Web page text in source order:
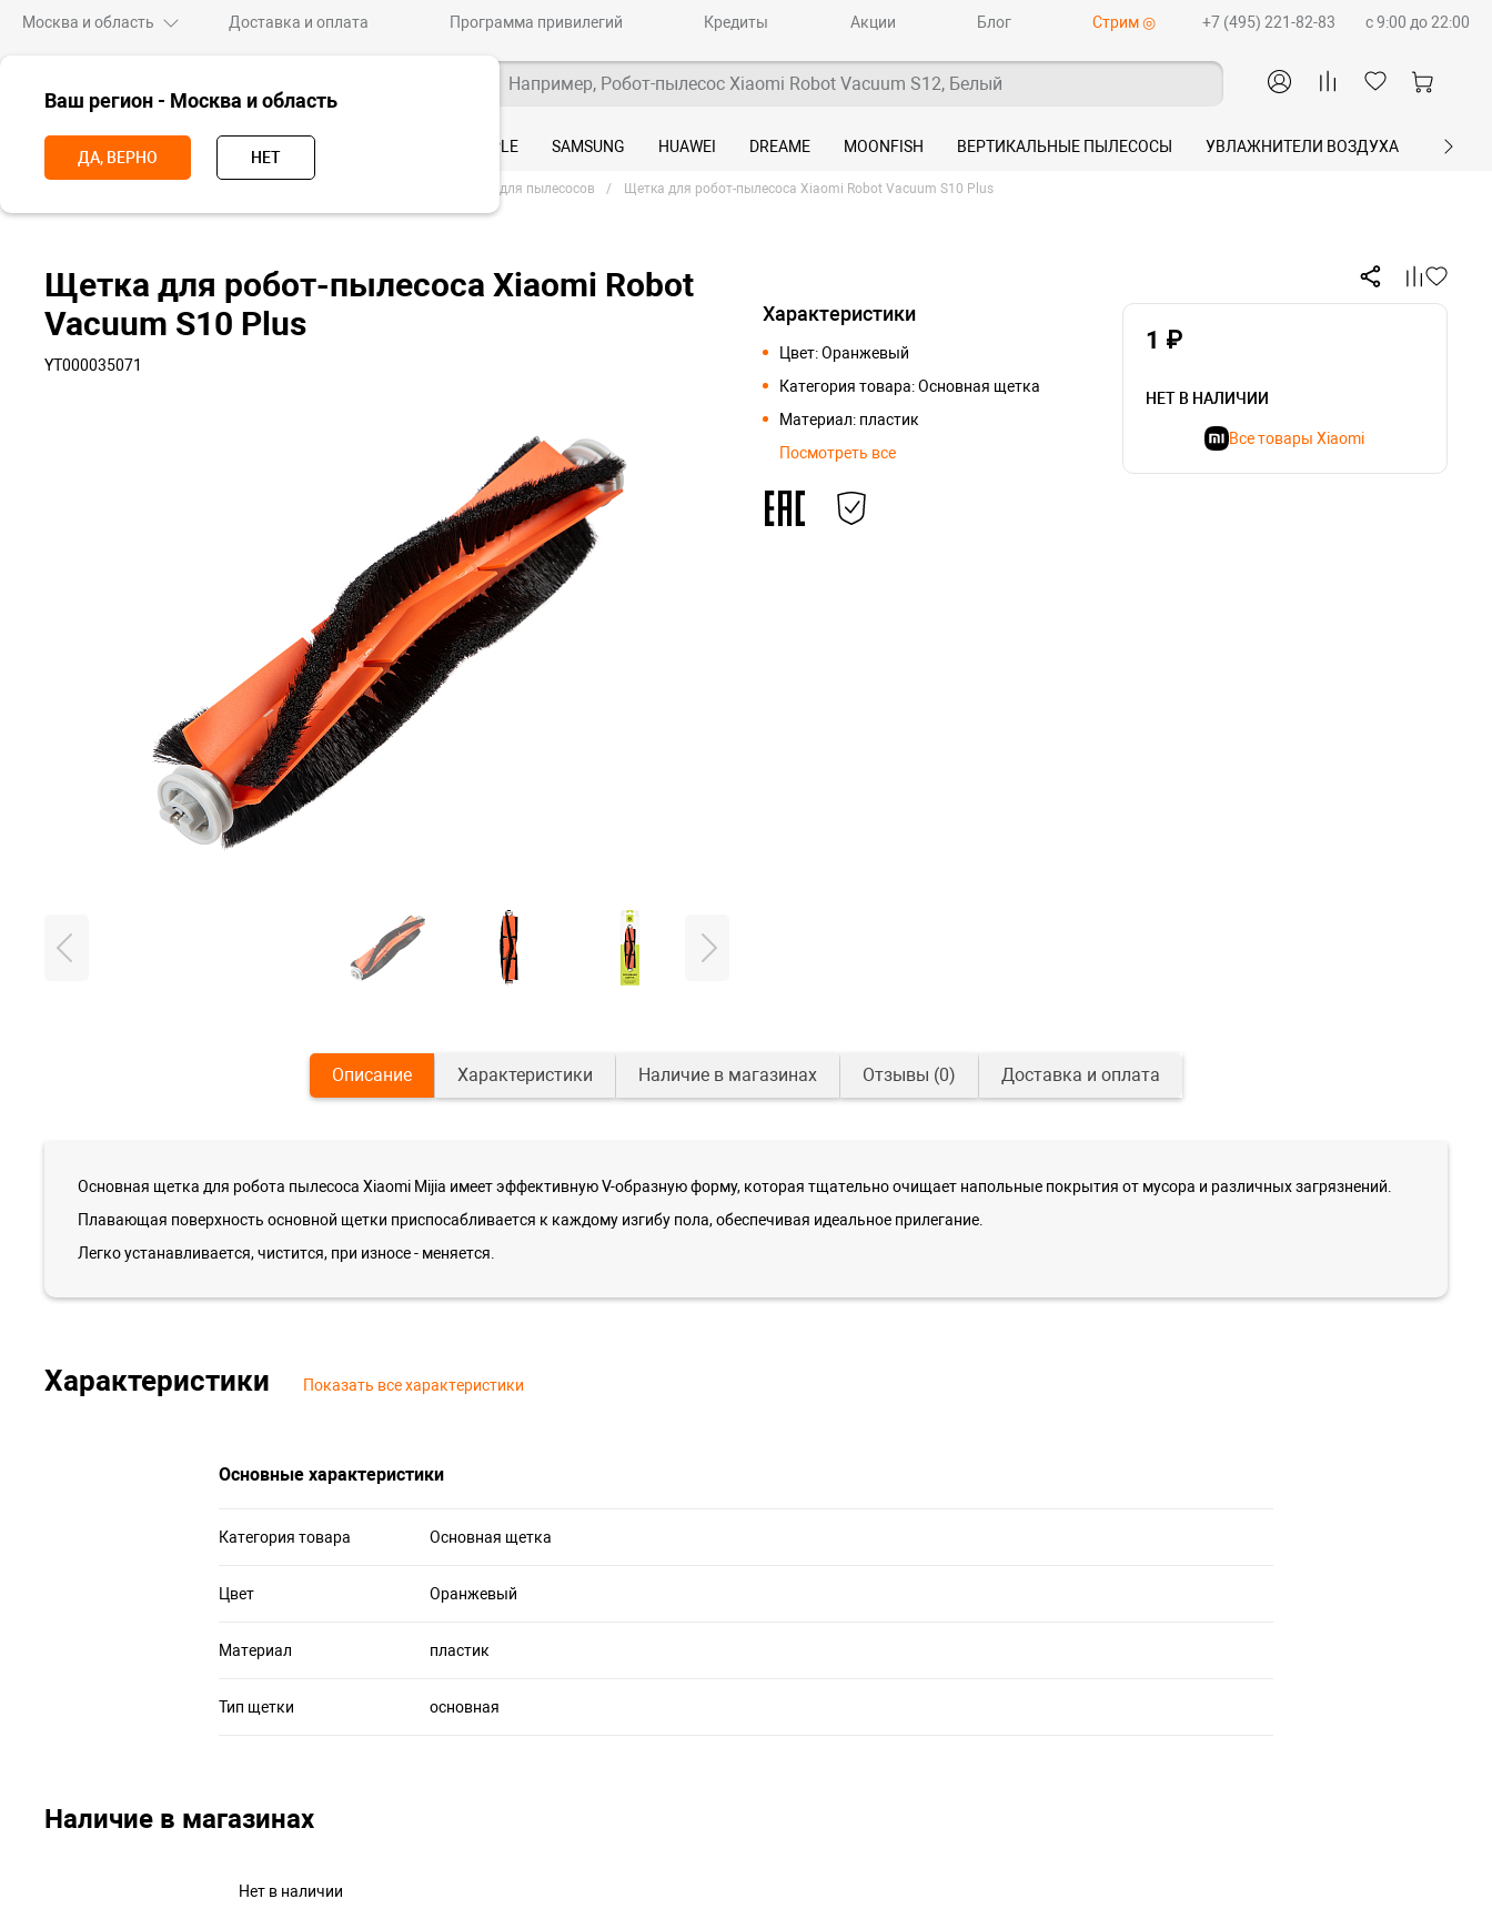
Москва и область
Ваш регион - Москва и область
ДА, ВЕРНО НЕТ
Доставка и оплата Программа привилегий Кредиты Акции Блог Стрим ◎ +7 (495) 221-82-83 c 9:00 до 22:00
Например, Робот-пылесос Xiaomi Robot Vacuum S12, Белый
СКИДКИ ПРЕМИУМ APPLE SAMSUNG HUAWEI DREAME MOONFISH ВЕРТИКАЛЬНЫЕ ПЫЛЕСОСЫ УВЛАЖНИТЕЛИ ВОЗДУХА
Аксессуары для пылесосов Щетка для робот-пылесоса Xiaomi Robot Vacuum S10 Plus
Щетка для робот-пылесоса Xiaomi Robot
Vacuum S10 Plus
YT000035071
Характеристики
Цвет: Оранжевый
Категория товара: Основная щетка
Материал: пластик
Посмотреть все
1 ₽
НЕТ В НАЛИЧИИ
Все товары Xiaomi
Описание Характеристики Наличие в магазинах Отзывы (0) Доставка и оплата
Основная щетка для робота пылесоса Xiaomi Mijia имеет эффективную V-образную форму, которая тщательно очищает напольные покрытия от мусора и различных загрязнений.
Плавающая поверхность основной щетки приспосабливается к каждому изгибу пола, обеспечивая идеальное прилегание.
Легко устанавливается, чистится, при износе - меняется.
Характеристики Показать все характеристики
Основные характеристики
Категория товара Основная щетка
Цвет Оранжевый
Материал пластик
Тип щетки основная
Наличие в магазинах
Нет в наличии